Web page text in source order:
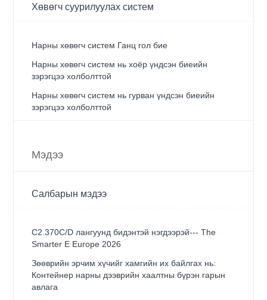
Хөвөгч суурилуулах систем
Нарны хөвөгч систем Ганц гол бие
Нарны хөвөгч систем нь хоёр үндсэн биеийн
зэрэгцээ холболттой
Нарны хөвөгч систем нь гурван үндсэн биеийн
зэрэгцээ холболттой
Мэдээ
Салбарын мэдээ
C2.370C/D лангуунд бидэнтэй нэгдээрэй--- The
Smarter E Europe 2026
Зөөврийн эрчим хүчийг хамгийн их байлгах нь:
Контейнер нарны дээврийн хаалтны бүрэн гарын
авлага